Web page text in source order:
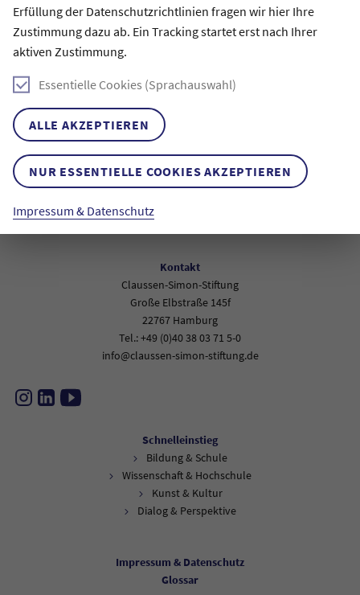
Erfüllung der Datenschutzrichtlinien fragen wir hier Ihre
Zustimmung dazu ab. Ein Tracking startet erst nach Ihrer
aktiven Zustimmung.
Essentielle Cookies (Sprachauswahl)
ALLE AKZEPTIEREN
NUR ESSENTIELLE COOKIES AKZEPTIEREN
Impressum & Datenschutz
stART.up: Meine Kunst im Kontext – Reflexion,
Kommunikation, Präsentation
Workshop mit Prof. Dr. Reinhard Flender (Institut für
Mi., 1. Juli 2026
von 10:00 bis 18:00 Uhr und
Do., 2. Juli 2026von 10:00 bis 18:00 Uhr
Kontakt
Claussen-Simon-Stiftung
Große Elbstraße 145f
22767 Hamburg
Tel.: +49 (0)40 38 03 71 5-0
info@claussen-simon-stiftung.de
Schnelleinstieg
Bildung & Schule
Wissenschaft & Hochschule
Kunst & Kultur
Dialog & Perspektive
Impressum & Datenschutz
Glossar